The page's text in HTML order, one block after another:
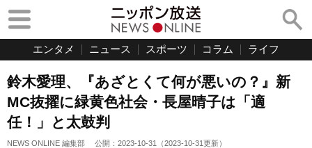
エンタメ ニュース スポーツ コラム ライフ
鈴木愛理、『あざとくて何が悪いの？』新
MC抜擢に緑黄色社会・長屋晴子は「適
任！」と太鼓判
NEWS ONLINE 編集部 公開： 2023-10-31 （2023-10-31更新）